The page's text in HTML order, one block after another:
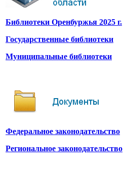
Библиотеки Оренбуржья 2025 г.
Государственные библиотеки
Муниципальные библиотеки
Федеральное законодательство
Региональное законодательство